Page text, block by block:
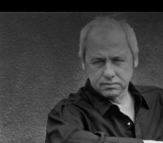
Mark Knopfler
Home News Musik